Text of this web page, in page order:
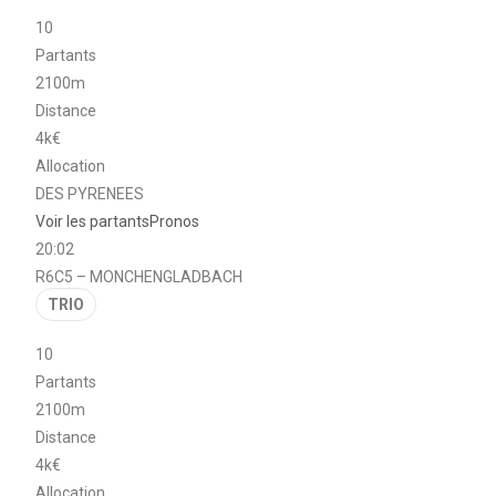
10
Partants
2100m
Distance
4k€
Allocation
DES PYRENEES
Voir les partantsPronos
20:02
R6C5 – MONCHENGLADBACH
TRIO
10
Partants
2100m
Distance
4k€
Allocation